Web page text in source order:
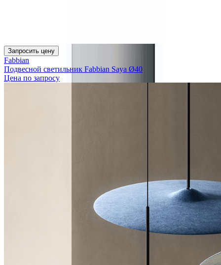
Запросить цену
Fabbian
Подвесной светильник Fabbian Saya Ø40
Цена по запросу